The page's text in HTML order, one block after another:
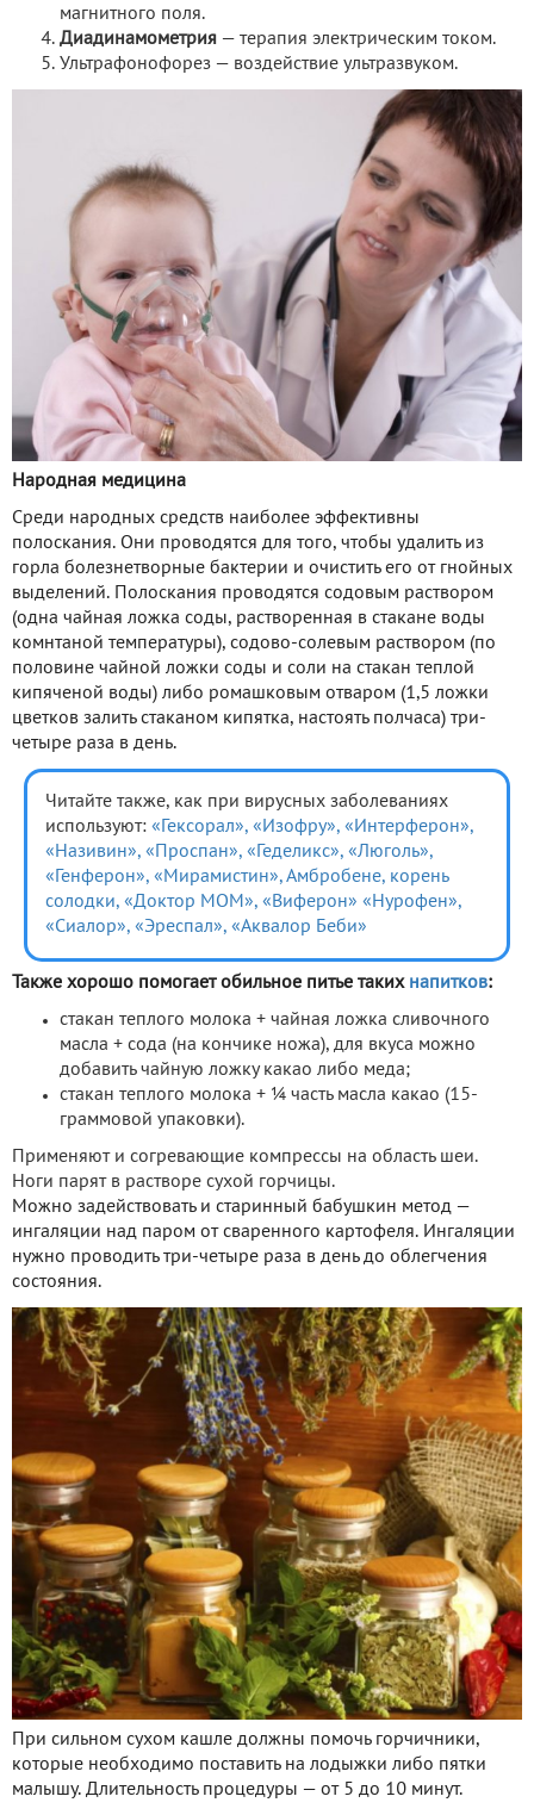
магнитного поля.
Диадинамометрия — терапия электрическим током.
Ультрафонофорез — воздействие ультразвуком.
Народная медицина
Среди народных средств наиболее эффективны
полоскания. Они проводятся для того, чтобы удалить из
горла болезнетворные бактерии и очистить его от гнойных
выделений. Полоскания проводятся содовым раствором
(одна чайная ложка соды, растворенная в стакане воды
комнтаной температуры), содово-солевым раствором (по
половине чайной ложки соды и соли на стакан теплой
кипяченой воды) либо ромашковым отваром (1,5 ложки
цветков залить стаканом кипятка, настоять полчаса) три-
четыре раза в день.
Читайте также, как при вирусных заболеваниях
используют: «Гексорал», «Изофру», «Интерферон»,
«Називин», «Проспан», «Геделикс», «Люголь»,
«Генферон», «Мирамистин», Амбробене, корень
солодки, «Доктор МОМ», «Виферон» «Нурофен»,
«Сиалор», «Эреспал», «Аквалор Беби»
Также хорошо помогает обильное питье таких напитков:
стакан теплого молока + чайная ложка сливочного
масла + сода (на кончике ножа), для вкуса можно
добавить чайную ложку какао либо меда;
стакан теплого молока + ¼ часть масла какао (15-
граммовой упаковки).
Применяют и согревающие компрессы на область шеи.
Ноги парят в растворе сухой горчицы.
Можно задействовать и старинный бабушкин метод —
ингаляции над паром от сваренного картофеля. Ингаляции
нужно проводить три-четыре раза в день до облегчения
состояния.
При сильном сухом кашле должны помочь горчичники,
которые необходимо поставить на лодыжки либо пятки
малышу. Длительность процедуры — от 5 до 10 минут.